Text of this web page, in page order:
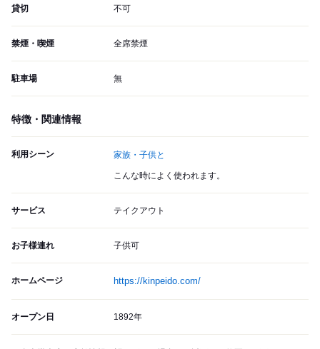
貸切 不可
禁煙・喫煙 全席禁煙
駐車場 無
特徴・関連情報
利用シーン 家族・子供と
こんな時によく使われます。
サービス テイクアウト
お子様連れ 子供可
ホームページ https://kinpeido.com/
オープン日 1892年